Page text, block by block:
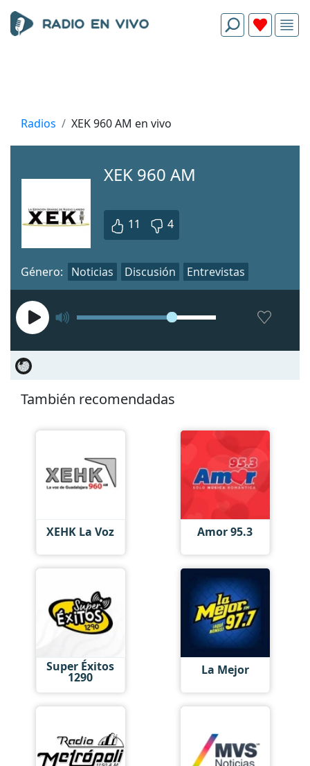
Radios XEK 960 AM en vivo
XEK 960 AM
11 4
Género: Noticias Discusión Entrevistas
También recomendadas
XEHK La Voz Amor 95.3
Super Éxitos
1290 La Mejor